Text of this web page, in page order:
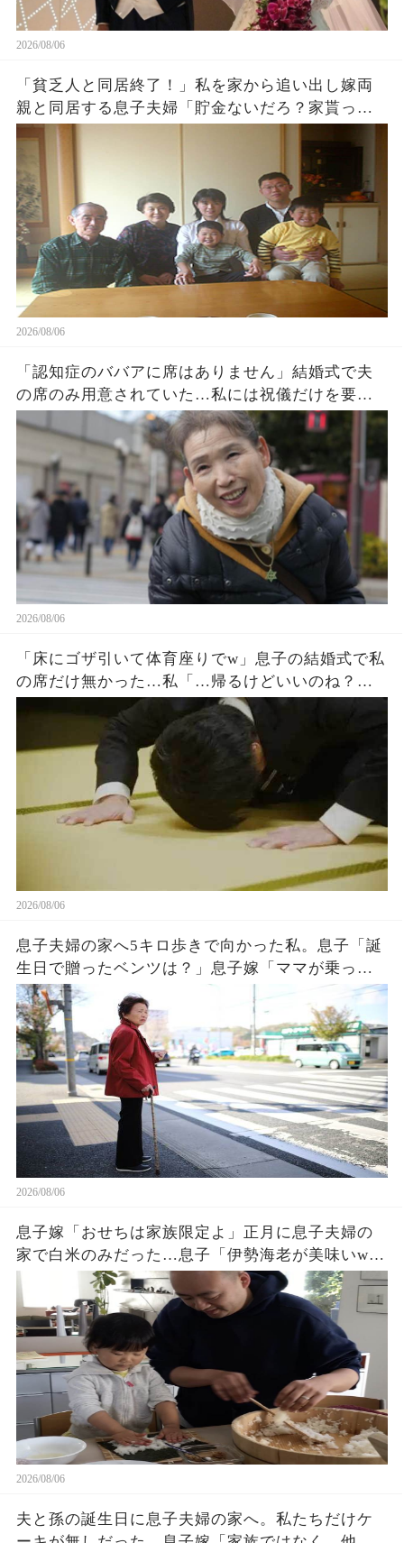
2026/08/06
「貧乏人と同居終了！」私を家から追い出し嫁両
親と同居する息子夫婦「貯金ないだろ？家貰った
ら用済みでーすw」1週間後、息子から100件鬼電
2026/08/06
「認知症のババアに席はありません」結婚式で夫
の席のみ用意されていた…私には祝儀だけを要求
する息子夫婦。私たち夫婦は無言で式場を去った
→直後、料金未納で結婚式は取り消された
2026/08/06
「床にゴザ引いて体育座りでw」息子の結婚式で私
の席だけ無かった…私「…帰るけどいいのね？」
息子嫁「とっとと帰れw」→30分後、結婚式でトラ
ブルが起きたw
2026/08/06
息子夫婦の家へ5キロ歩きで向かった私。息子「誕
生日で贈ったベンツは？」息子嫁「ママが乗って
るわ！お義母さんは若いから不要でしょw」息子
「はぁ…そうか…」→1週間後、息子嫁は青ざめ地
獄へw
2026/08/06
息子嫁「おせちは家族限定よ」正月に息子夫婦の
家で白米のみだった…息子「伊勢海老が美味いw」
夫「家に戻ろう」私「はい」→翌日、息子夫婦か
ら300件の鬼電が…w
2026/08/06
夫と孫の誕生日に息子夫婦の家へ。私たちだけケ